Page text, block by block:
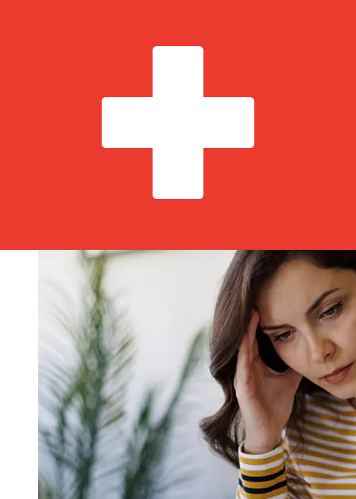
Suíça variam de acordo com o método de pagamento e
Fatores como feriados bancários e verificações de